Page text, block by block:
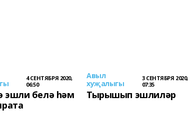
4 СЕНТЯБРЯ 2020,
06:50
эшли белә һәм
Авыл
хуҗалыгы
3 СЕНТЯБРЯ 2020,
07:35
Тырышып эшлиләр